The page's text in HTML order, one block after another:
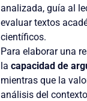
analizada, guía al
evaluar textos
científicos.
Para elaborar una
la capacidad de
mientras que la
análisis del